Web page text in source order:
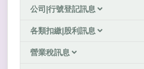
公司|行號登記訊息
各類扣繳|股利訊息
營業稅訊息